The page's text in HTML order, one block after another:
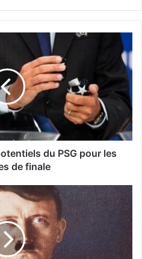
du PSG pour les
de finale